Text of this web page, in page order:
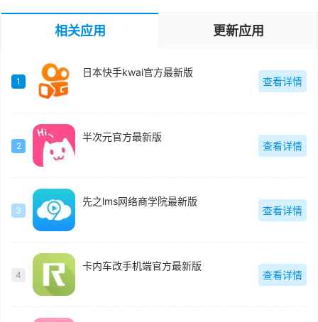
相关应用 更新应用
1
日本快手kwai官方最新版
查看详情
2
半次元官方最新版
查看详情
3
先之lms网络商学院最新版
查看详情
4
卡内车改手机端官方最新版
查看详情